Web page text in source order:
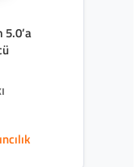
5.0’a